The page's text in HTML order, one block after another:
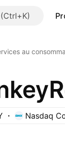
au
Nasdaq